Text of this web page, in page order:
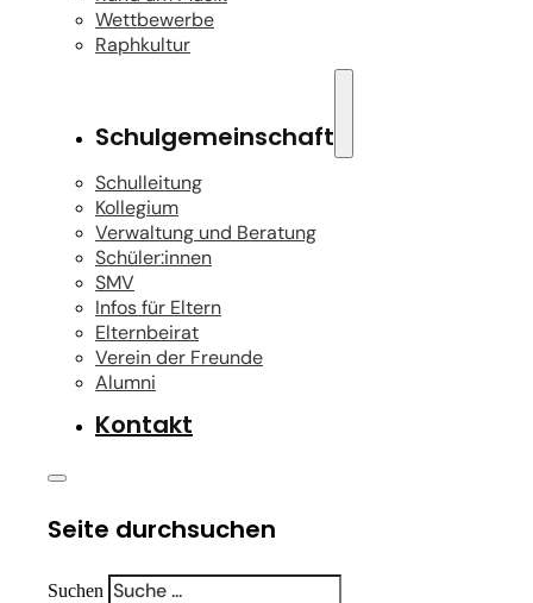
Wettbewerbe
Raphkultur
Schulgemeinschaft
Schulleitung
Kollegium
Verwaltung und Beratung
Schüler:innen
SMV
Infos für Eltern
Elternbeirat
Verein der Freunde
Alumni
Kontakt
Seite durchsuchen
Suchen